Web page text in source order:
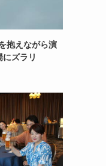
抱えながら演
ズラリ